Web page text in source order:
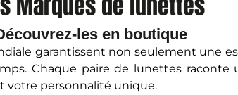
les en boutique
garantissent non seulement une
Chaque paire de lunettes raconte
votre personnalité unique.